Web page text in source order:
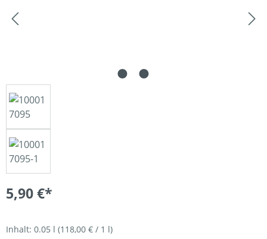
5,90 €*
Inhalt: 0.05 l (118,00 € / 1 l)